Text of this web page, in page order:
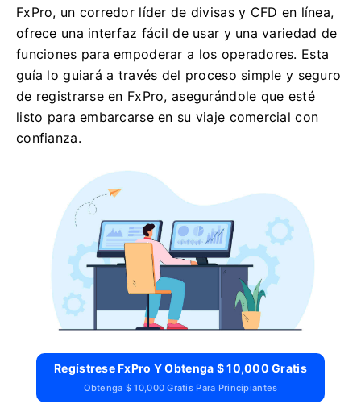
FxPro, un corredor líder de divisas y CFD en línea,
ofrece una interfaz fácil de usar y una variedad de
funciones para empoderar a los operadores. Esta
guía lo guiará a través del proceso simple y seguro
de registrarse en FxPro, asegurándole que esté
listo para embarcarse en su viaje comercial con
confianza.
Regístrese FxPro Y Obtenga $ 10,000 Gratis
Obtenga $ 10,000 Gratis Para Principiantes